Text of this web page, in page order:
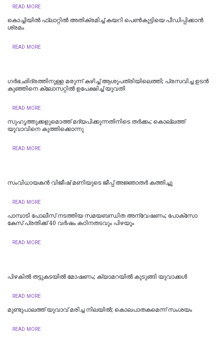
READ MORE
കൊച്ചിയില്‍ ഫ്ലാറ്റിൽ അതിക്രമിച്ച് കയറി പെൺകുട്ടിയെ പീഡിപ്പിക്കാൻ
ശ്രമം
READ MORE
ഗർഭഛിദ്രത്തിനുള്ള മരുന്ന് കഴിച്ച് ആശുപത്രിയിലെത്തി; പ്രസവിച്ച ഉടൻ
കുഞ്ഞിനെ ക്ലോസറ്റിൽ ഉപേക്ഷിച്ച് യുവതി
READ MORE
സുഹൃത്തുക്കളുമൊത്ത് മദ്യപിക്കുന്നതിനിടെ തര്‍ക്കം; കൊല്ലത്ത്
യുവാവിനെ കുത്തിക്കൊന്നു
READ MORE
സംവിധായകൻ വിജീഷ് മണിയുടെ ജീപ്പ് അജ്ഞാതർ കത്തിച്ചു
READ MORE
പാമ്പാടി പോലീസ് നടത്തിയ സമയബന്ധിത അന്വേഷണം; പോക്സോ
കേസ് പ്രതിക്ക് 40 വർഷം കഠിനതടവും പിഴയും
READ MORE
പിഴകിൽ തട്ടുകടയിൽ മോഷണം; ക്യാമറയിൽ കുടുങ്ങി യുവാക്കൾ
READ MORE
മുണ്ടുപാലത്ത് യുവാവ് മരിച്ച നിലയില്‍; കൊലപാതകമെന്ന് സംശയം
READ MORE